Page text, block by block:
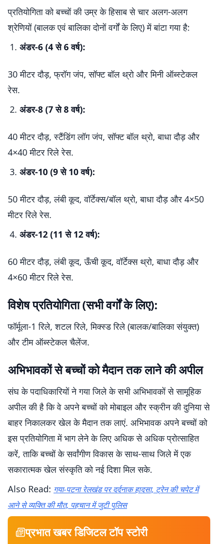
प्रतियोगिता को बच्चों की उम्र के हिसाब से चार अलग-अलग
श्रेणियों (बालक एवं बालिका दोनों वर्गों के लिए) में बांटा गया है:
अंडर-6 (4 से 6 वर्ष):
30 मीटर दौड़, फ्रॉग जंप, सॉफ्ट बॉल थ्रो और मिनी ऑब्स्टेकल
रेस.
अंडर-8 (7 से 8 वर्ष):
40 मीटर दौड़, स्टैंडिंग लॉग जंप, सॉफ्ट बॉल थ्रो, बाधा दौड़ और
4×40 मीटर रिले रेस.
अंडर-10 (9 से 10 वर्ष):
50 मीटर दौड़, लंबी कूद, वॉर्टेक्स/बॉल थ्रो, बाधा दौड़ और 4×50
मीटर रिले रेस.
अंडर-12 (11 से 12 वर्ष):
60 मीटर दौड़, लंबी कूद, ऊँची कूद, वॉर्टेक्स थ्रो, बाधा दौड़ और
4×60 मीटर रिले रेस.
विशेष प्रतियोगिता (सभी वर्गों के लिए):
फॉर्मूला-1 रिले, शटल रिले, मिक्स्ड रिले (बालक/बालिका संयुक्त)
और टीम ऑब्स्टेकल चैलेंज.
अभिभावकों से बच्चों को मैदान तक लाने की अपील
संघ के पदाधिकारियों ने गया जिले के सभी अभिभावकों से सामूहिक
अपील की है कि वे अपने बच्चों को मोबाइल और स्क्रीन की दुनिया से
बाहर निकालकर खेल के मैदान तक लाएं. अभिभावक अपने बच्चों को
इस प्रतियोगिता में भाग लेने के लिए अधिक से अधिक प्रोत्साहित
करें, ताकि बच्चों के सर्वांगीण विकास के साथ-साथ जिले में एक
सकारात्मक खेल संस्कृति को नई दिशा मिल सके.
Also Read: गया-पटना रेलखंड पर दर्दनाक हादसा, ट्रेन की चपेट में
आने से व्यक्ति की मौत, पहचान में जुटी पुलिस
प्रभात खबर डिजिटल टॉप स्टोरी